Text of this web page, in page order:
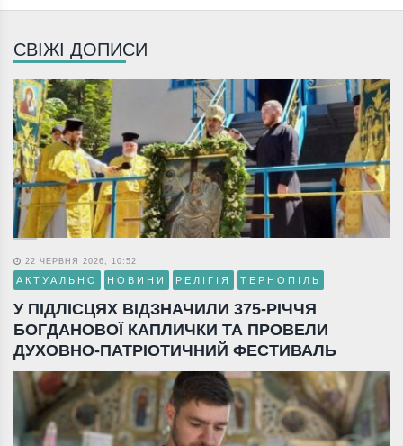
СВІЖІ ДОПИСИ
22 ЧЕРВНЯ 2026, 10:52
АКТУАЛЬНО НОВИНИ РЕЛІГІЯ ТЕРНОПІЛЬ
У ПІДЛІСЦЯХ ВІДЗНАЧИЛИ 375-РІЧЧЯ
БОГДАНОВОЇ КАПЛИЧКИ ТА ПРОВЕЛИ
ДУХОВНО-ПАТРІОТИЧНИЙ ФЕСТИВАЛЬ